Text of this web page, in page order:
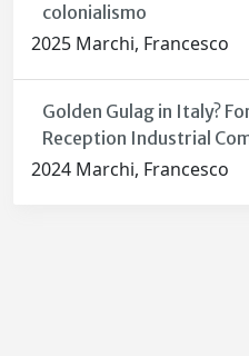
colonialismo
2025 Marchi, Francesco
Golden Gulag in Italy?
Reception Industrial
2024 Marchi, Francesco